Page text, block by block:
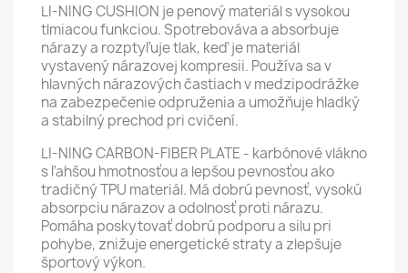
LI-NING CUSHION je penový materiál s vysokou
tlmiacou funkciou. Spotrebováva a absorbuje
nárazy a rozptyľuje tlak, keď je materiál
vystavený nárazovej kompresii. Používa sa v
hlavných nárazových častiach v medzipodrážke
na zabezpečenie odpruženia a umožňuje hladký
a stabilný prechod pri cvičení.
LI-NING CARBON-FIBER PLATE - karbónové vlákno
s ľahšou hmotnosťou a lepšou pevnosťou ako
tradičný TPU materiál. Má dobrú pevnosť, vysokú
absorpciu nárazov a odolnosť proti nárazu.
Pomáha poskytovať dobrú podporu a silu pri
pohybe, znižuje energetické straty a zlepšuje
športový výkon.